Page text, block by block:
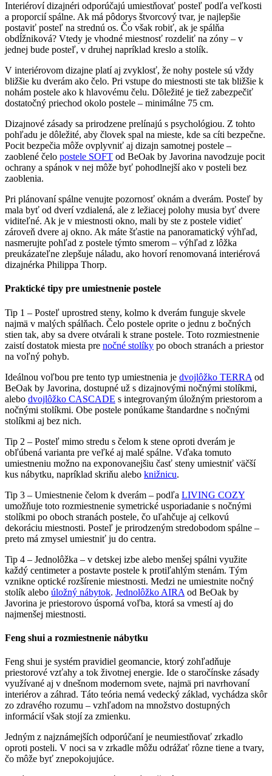
Interiéroví dizajnéri odporúčajú umiestňovať posteľ podľa veľkosti
a proporcií spálne. Ak má pôdorys štvorcový tvar, je najlepšie
postaviť posteľ na strednú os. Čo však robiť, ak je spálňa
obdĺžniková? Vtedy je vhodné miestnosť rozdeliť na zóny – v
jednej bude posteľ, v druhej napríklad kreslo a stolík.
V interiérovom dizajne platí aj zvyklosť, že nohy postele sú vždy
bližšie ku dverám ako čelo. Pri vstupe do miestnosti ste tak bližšie k
nohám postele ako k hlavovému čelu. Dôležité je tiež zabezpečiť
dostatočný priechod okolo postele – minimálne 75 cm.
Dizajnové zásady sa prirodzene prelínajú s psychológiou. Z tohto
pohľadu je dôležité, aby človek spal na mieste, kde sa cíti bezpečne.
Pocit bezpečia môže ovplyvniť aj dizajn samotnej postele –
zaoblené čelo postele SOFT od BeOak by Javorina navodzuje pocit
ochrany a spánok v nej môže byť pohodlnejší ako v posteli bez
zaoblenia.
Pri plánovaní spálne venujte pozornosť oknám a dverám. Posteľ by
mala byť od dverí vzdialená, ale z ležiacej polohy musia byť dvere
viditeľné. Ak je v miestnosti okno, mali by ste z postele vidieť
zároveň dvere aj okno. Ak máte šťastie na panoramatický výhľad,
nasmerujte pohľad z postele týmto smerom – výhľad z lôžka
preukázateľne zlepšuje náladu, ako hovorí renomovaná interiérová
dizajnérka Philippa Thorp.
Praktické tipy pre umiestnenie postele
Tip 1 – Posteľ uprostred steny, kolmo k dverám funguje skvele
najmä v malých spálňach. Čelo postele oprite o jednu z bočných
stien tak, aby sa dvere otvárali k strane postele. Toto rozmiestnenie
zaistí dostatok miesta pre nočné stolíky po oboch stranách a priestor
na voľný pohyb.
Ideálnou voľbou pre tento typ umiestnenia je dvojlôžko TERRA od
BeOak by Javorina, dostupné už s dizajnovými nočnými stolíkmi,
alebo dvojlôžko CASCADE s integrovaným úložným priestorom a
nočnými stolíkmi. Obe postele ponúkame štandardne s nočnými
stolíkmi aj bez nich.
Tip 2 – Posteľ mimo stredu s čelom k stene oproti dverám je
obľúbená varianta pre veľké aj malé spálne. Vďaka tomuto
umiestneniu možno na exponovanejšiu časť steny umiestniť väčší
kus nábytku, napríklad skriňu alebo knižnicu.
Tip 3 – Umiestnenie čelom k dverám – podľa LIVING COZY
umožňuje toto rozmiestnenie symetrické usporiadanie s nočnými
stolíkmi po oboch stranách postele, čo uľahčuje aj celkovú
dekoráciu miestnosti. Posteľ je prirodzeným stredobodom spálne –
preto má zmysel umiestniť ju do centra.
Tip 4 – Jednolôžka – v detskej izbe alebo menšej spálni využite
každý centimeter a postavte postele k protiľahlým stenám. Tým
vznikne optické rozšírenie miestnosti. Medzi ne umiestnite nočný
stolík alebo úložný nábytok. Jednolôžko AIRA od BeOak by
Javorina je priestorovo úsporná voľba, ktorá sa vmestí aj do
najmenšej miestnosti.
Feng shui a rozmiestnenie nábytku
Feng shui je systém pravidiel geomancie, ktorý zohľadňuje
priestorové vzťahy a tok životnej energie. Ide o staročínske zásady
využívané aj v dnešnom modernom svete, najmä pri navrhovaní
interiérov a záhrad. Táto teória nemá vedecký základ, vychádza skôr
zo zdravého rozumu – vzhľadom na množstvo dostupných
informácií však stojí za zmienku.
Jedným z najznámejších odporúčaní je neumiestňovať zrkadlo
oproti posteli. V noci sa v zrkadle môžu odrážať rôzne tiene a tvary,
čo môže byť znepokojujúce.